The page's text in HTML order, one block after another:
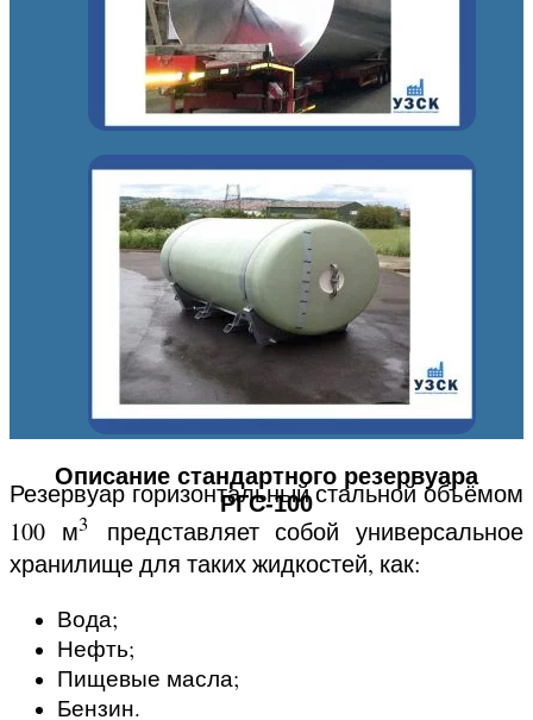
Описание стандартного резервуара
РГС-100
Резервуар горизонтальный стальной объёмом
100 м3
представляет собой универсальное
хранилище для таких жидкостей, как:
Вода;
Нефть;
Пищевые масла;
Бензин.